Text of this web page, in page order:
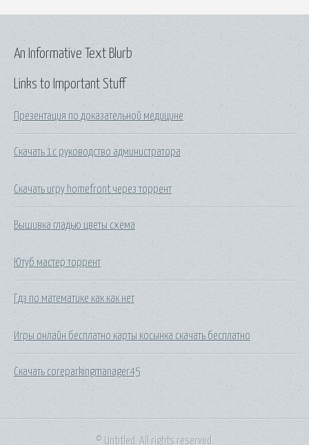
Links to Important Stuff
Презентация по доказательной медицине
Скачать 1с руководство администратора
Скачать игру homefront через торрент
Вышивка гладью цветы схема
Ютуб мастер торрент
Гдз по математике как как нет
Игры онлайн бесплатно карты косынка скачать бесплатно
Скачать coreparkingmanager45
An Informative Text Blurb
© Untitled. All rights reserved.